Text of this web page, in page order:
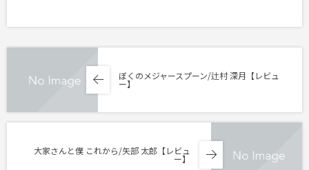
ぼくのメジャースプーン/辻村 深月【レビュ
ー】
大家さんと僕 これから/矢部 太郎【レビュ
ー】